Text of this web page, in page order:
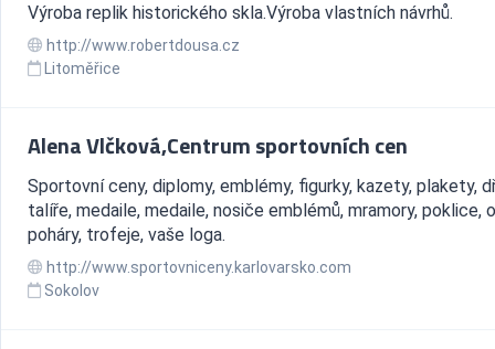
Výroba replik historického skla.Výroba vlastních návrhů.
http://www.robertdousa.cz
Litoměřice
Alena Vlčková,Centrum sportovních cen
Sportovní ceny, diplomy, emblémy, figurky, kazety, plakety,
talíře, medaile, medaile, nosiče emblémů, mramory, poklice,
poháry, trofeje, vaše loga.
http://www.sportovniceny.karlovarsko.com
Sokolov